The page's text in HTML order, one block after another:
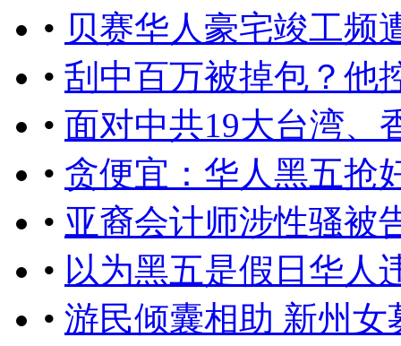
• 贝赛华人豪宅竣工频
• 刮中百万被掉包？他
• 面对中共19大台湾、
• 贪便宜：华人黑五抢
• 亚裔会计师涉性骚被
• 以为黑五是假日华人
• 游民倾囊相助 新州女